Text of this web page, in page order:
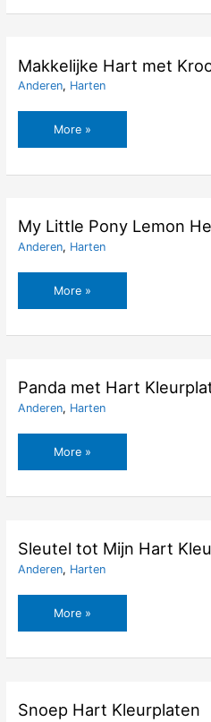
Makkelijke Hart met
Anderen, Harten
Makkelijke
Hart
More »
My Little Pony Lemon
Anderen, Harten
My
Little
Kleurplaten
More »
Panda met Hart
Anderen, Harten
Panda
met
More »
Sleutel tot Mijn Hart
Anderen, Harten
Sleutel
tot
More »
Snoep Hart Kleurplaten